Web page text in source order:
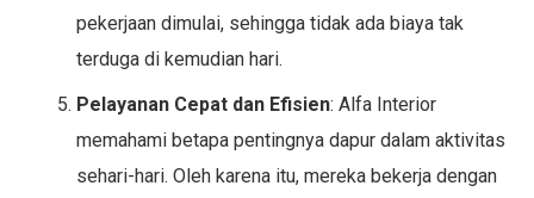
pekerjaan dimulai, sehingga tidak ada biaya tak
terduga di kemudian hari.
Pelayanan Cepat dan Efisien: Alfa Interior
memahami betapa pentingnya dapur dalam aktivitas
sehari-hari. Oleh karena itu, mereka bekerja dengan